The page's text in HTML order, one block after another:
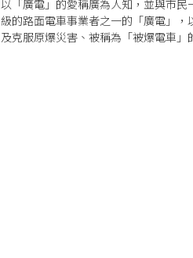
以「廣電」的愛稱廣為人知，並與市
級的路面電車事業者之一的「廣電」
及克服原爆災害、被稱為「被爆電車
也被稱為「會移動的路面電車博物館